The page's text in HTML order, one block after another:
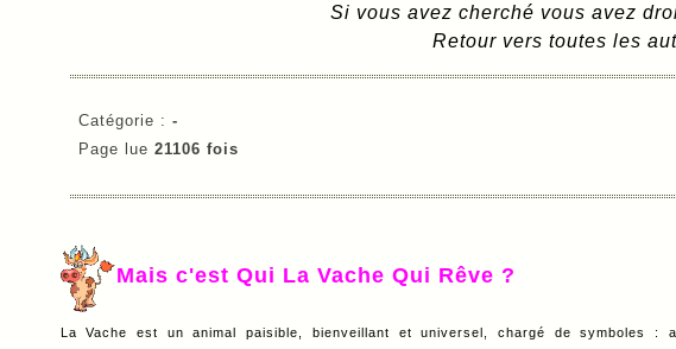
Si vous avez cherché vous avez
Retour vers toutes les
Catégorie : -
Page lue 21106 fois
Mais c'est Qui La Vache Qui Rêve ?
La Vache est un animal paisible, bienveillant et universel, chargé de symboles :